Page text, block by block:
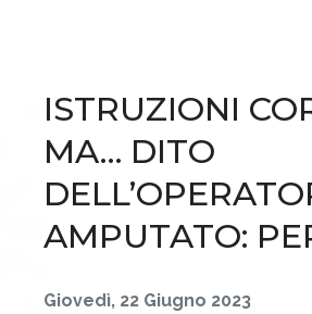
ISTRUZIONI
MA… DITO
AMPUTATO:
Giovedì, 22 Giugno 2023